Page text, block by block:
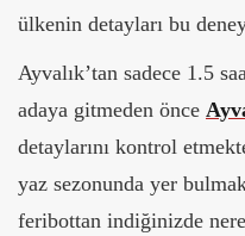
ülkenin detayları bu
Ayvalık’tan sadece 1.5
adaya gitmeden önce
detaylarını kontrol
yaz sezonunda yer
feribottan indiğinizde